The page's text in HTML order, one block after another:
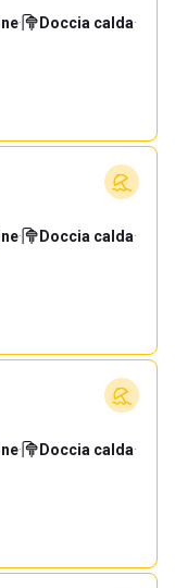
· Doccia calda·
· Doccia calda·
· Doccia calda·